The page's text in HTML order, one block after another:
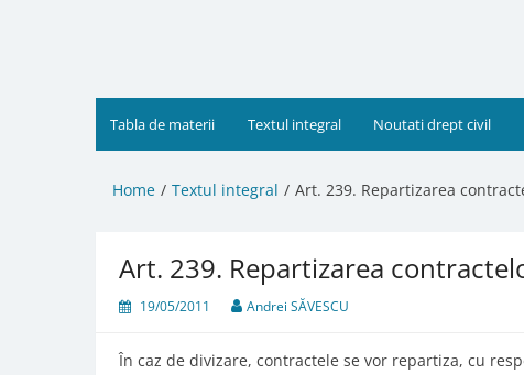
Tabla de materii Textul integral Noutati drept civil
Home Textul integral Art. 239. Repartizarea
Art. 239. Repartizarea
19/05/2011 Andrei SĂVESCU
În caz de divizare, contractele se vor repartiza, cu